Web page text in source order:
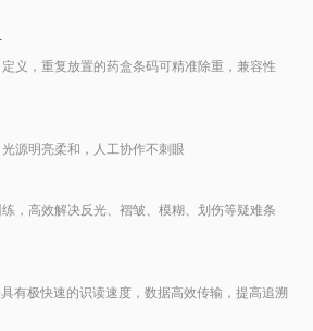
义，重复放置的药盒条码可精准除重，兼容性
源明亮柔和，人工协作不刺眼
，高效解决反光、褶皱、模糊、划伤等疑难条
有极快速的识读速度，数据高效传输，提高追溯